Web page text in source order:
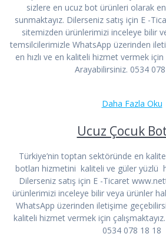
sizlere en ucuz bot ürünleri olarak
sunmaktayız. Dilerseniz satış için E -
sitemizden ürünlerimizi inceleye bilir
temsilcilerimizle WhatsApp üzerinden
en hızlı ve en kaliteli hizmet vermek için
Arayabilirsiniz. 0534
Daha Fazla Oku
Ucuz Çocuk
Türkiye’nin toptan sektöründe en
botları hizmetini kaliteli ve güler yüzlü
Dilerseniz satış için E -Ticaret
ürünlerimizi inceleye bilir veya ürünler
WhatsApp üzerinden iletişime
kaliteli hizmet vermek için
0534 078 18 18